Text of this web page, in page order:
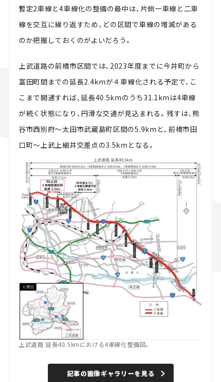
暫定2車線と4車線化の整備の最中は、片側一車線と二車
線を交互に繰り返すため、どの区間で車線の増減がある
のか把握しておくのがよいだろう。
上武道路の前橋市区間では、2023年度までに今井町から
富田町間までの延長2.4kmが４車線化される予定で、こ
こまで開通すれば、延長40.5kmのうち31.1kmは4車線
が続く状態になり、円滑な交通が見込まれる。残すは、熊
谷市西別府～太田市武蔵島町区間の5.9kmと、前橋市田
口町～上武上細井交差点の3.5kmとなる。
上武道路 延長40.5kmにおける4車線化整備図。
記事の画像ギャラリーを見る